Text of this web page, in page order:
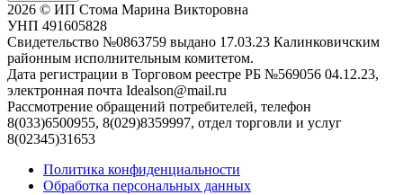
2026 © ИП Стома Марина Викторовна
УНП 491605828
Свидетельство №0863759 выдано 17.03.23 Калинковичским
районным исполнительным комитетом.
Дата регистрации в Торговом реестре РБ №569056 04.12.23,
электронная почта Idealson@mail.ru
Рассмотрение обращений потребителей, телефон
8(033)6500955, 8(029)8359997, отдел торговли и услуг
8(02345)31653
Политика конфиденциальности
Обработка персональных данных